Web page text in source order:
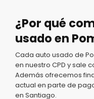
¿Por qué
usado en
Cada auto usado de
en nuestro CPD y sale
Además ofrecemos
actual en parte de
en Santiago.